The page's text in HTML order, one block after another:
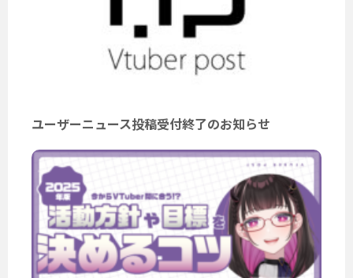
ユーザーニュース投稿受付終了のお知らせ